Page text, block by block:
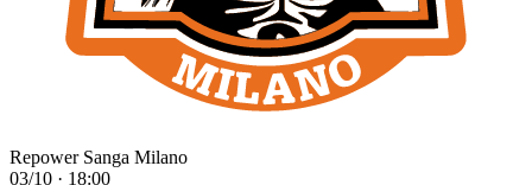
Repower Sanga Milano
03/10 · 18:00